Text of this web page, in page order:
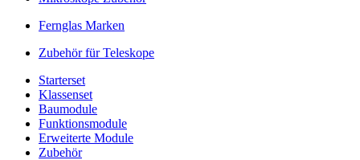
Fernglas Marken
Zubehör für Teleskope
Starterset
Klassenset
Baumodule
Funktionsmodule
Erweiterte Module
Zubehör